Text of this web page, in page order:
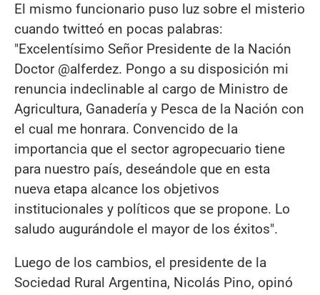
El mismo funcionario puso luz sobre el misterio
cuando twitteó en pocas palabras:
"Excelentísimo Señor Presidente de la Nación
Doctor @alferdez. Pongo a su disposición mi
renuncia indeclinable al cargo de Ministro de
Agricultura, Ganadería y Pesca de la Nación con
el cual me honrara. Convencido de la
importancia que el sector agropecuario tiene
para nuestro país, deseándole que en esta
nueva etapa alcance los objetivos
institucionales y políticos que se propone. Lo
saludo augurándole el mayor de los éxitos".
Luego de los cambios, el presidente de la
Sociedad Rural Argentina, Nicolás Pino, opinó